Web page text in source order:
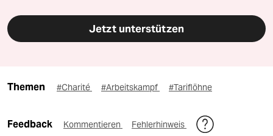
Jetzt unterstützen
Themen #Charité #Arbeitskampf #Tariflöhne
Feedback Kommentieren Fehlerhinweis